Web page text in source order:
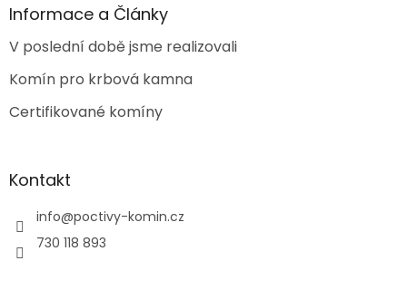
aInformace a Články
V poslední době jsme realizovali
Komín pro krbová kamna
Certifikované komíny
Kontakt
info@poctivy-komin.cz
730 118 893